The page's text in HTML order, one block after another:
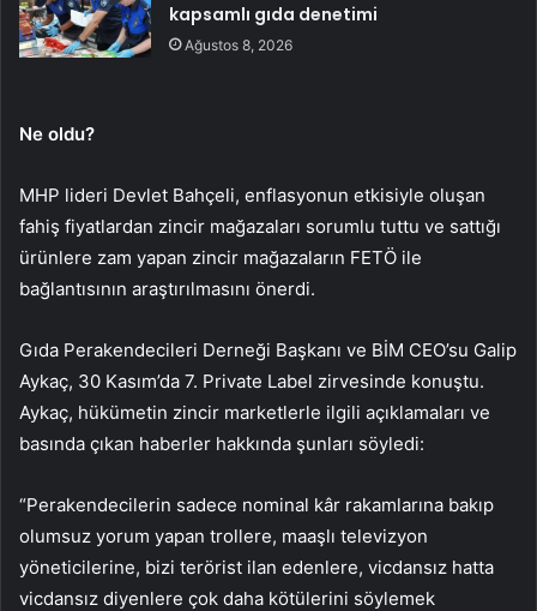
kapsamlı gıda denetimi
Ağustos 8, 2026
Ne oldu?
MHP lideri Devlet Bahçeli, enflasyonun etkisiyle oluşan
fahiş fiyatlardan zincir mağazaları sorumlu tuttu ve sattığı
ürünlere zam yapan zincir mağazaların FETÖ ile
bağlantısının araştırılmasını önerdi.
Gıda Perakendecileri Derneği Başkanı ve BİM CEO’su Galip
Aykaç, 30 Kasım’da 7. Private Label zirvesinde konuştu.
Aykaç, hükümetin zincir marketlerle ilgili açıklamaları ve
basında çıkan haberler hakkında şunları söyledi:
“Perakendecilerin sadece nominal kâr rakamlarına bakıp
olumsuz yorum yapan trollere, maaşlı televizyon
yöneticilerine, bizi terörist ilan edenlere, vicdansız hatta
vicdansız diyenlere çok daha kötülerini söylemek